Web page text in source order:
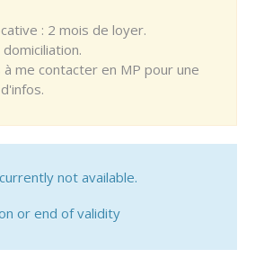
: 2 mois de loyer.
me contacter en MP pour une
not available.
or end of validity